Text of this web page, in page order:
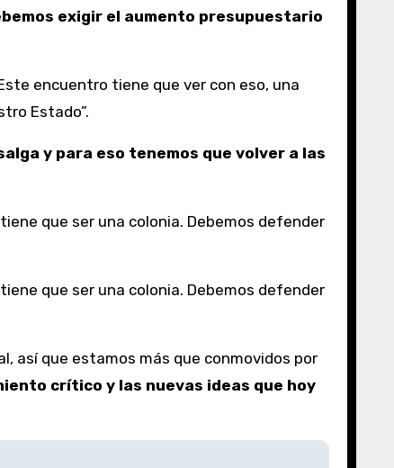
exigir el aumento presupuestario
encuentro tiene que ver con eso, una
Estado”.
y para eso tenemos que volver a las
que ser una colonia. Debemos defender
que ser una colonia. Debemos defender
así que estamos más que conmovidos por
crítico y las nuevas ideas que hoy